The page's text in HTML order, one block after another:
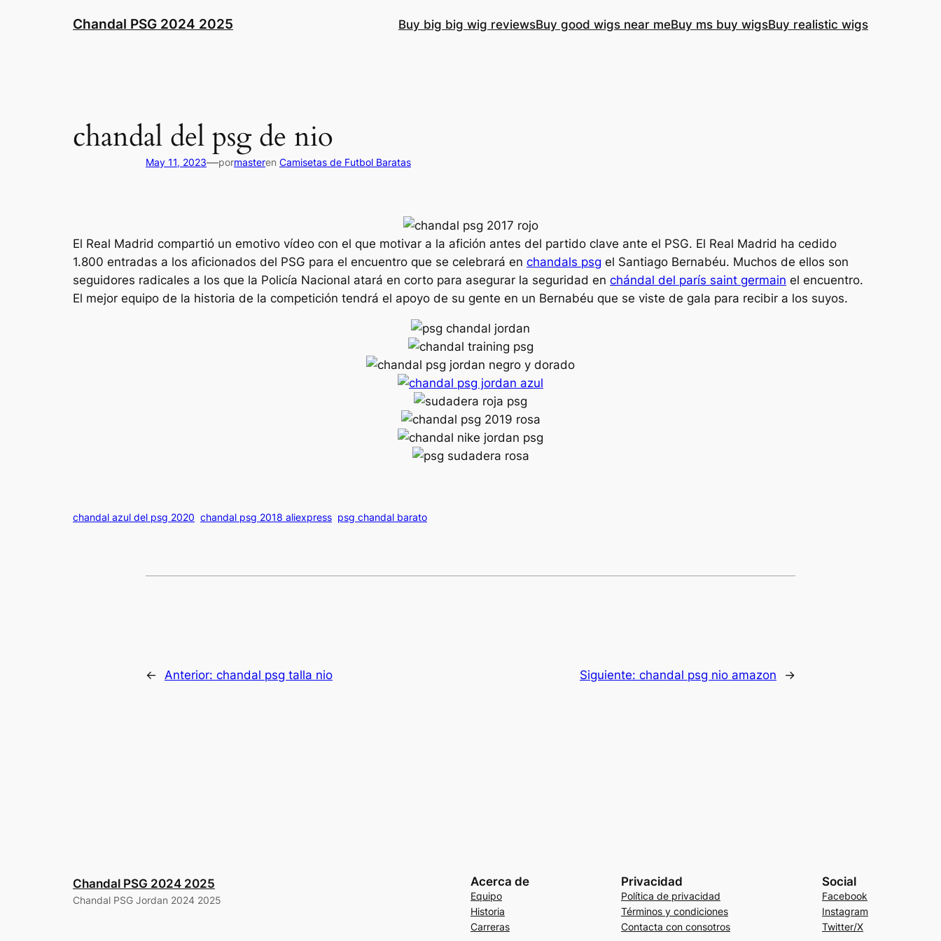
Chandal PSG 2024 2025 Buy big big wig reviewsBuy good wigs near meBuy ms buy wigsBuy realistic wigs
chandal del psg de nio
May 11, 2023—pormasteren Camisetas de Futbol Baratas
El Real Madrid compartió un emotivo vídeo con el que motivar a la afición antes del partido clave ante el PSG. El Real Madrid ha cedido
1.800 entradas a los aficionados del PSG para el encuentro que se celebrará en chandals psg el Santiago Bernabéu. Muchos de ellos son
seguidores radicales a los que la Policía Nacional atará en corto para asegurar la seguridad en chándal del parís saint germain el encuentro.
El mejor equipo de la historia de la competición tendrá el apoyo de su gente en un Bernabéu que se viste de gala para recibir a los suyos.
chandal azul del psg 2020 chandal psg 2018 aliexpress psg chandal barato
← Anterior: chandal psg talla nio Siguiente: chandal psg nio amazon →
Chandal PSG 2024 2025
Chandal PSG Jordan 2024 2025
Acerca de
Equipo
Historia
Carreras
Privacidad
Política de privacidad
Términos y condiciones
Contacta con consotros
Social
Facebook
Instagram
Twitter/X